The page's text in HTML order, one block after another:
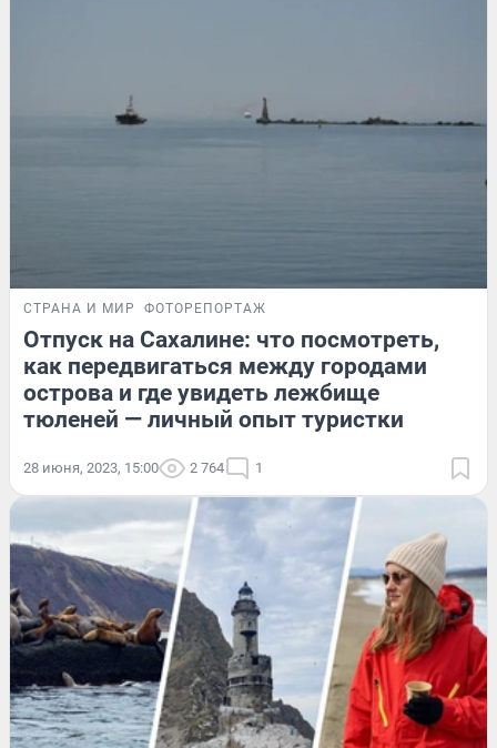
СТРАНА И МИР ФОТОРЕПОРТАЖ
Отпуск на Сахалине: что посмотреть,
как передвигаться между городами
острова и где увидеть лежбище
тюленей — личный опыт туристки
28 июня, 2023, 15:00 2 764 1